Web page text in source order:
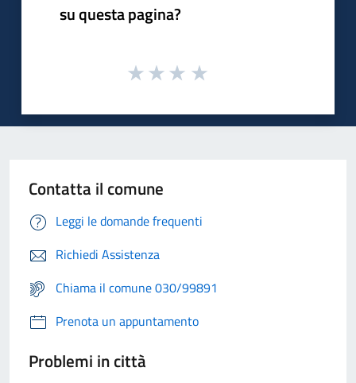
su questa pagina?
Contatta il comune
Leggi le domande frequenti
Richiedi Assistenza
Chiama il comune 030/99891
Prenota un appuntamento
Problemi in città